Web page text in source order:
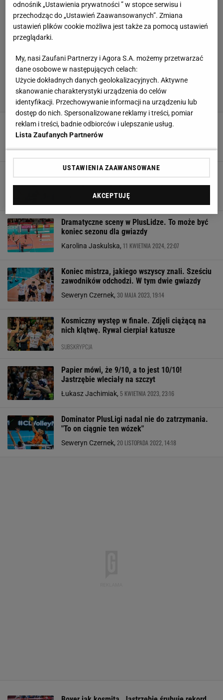
Burza w polskich klubach. Nietypowy przepis
uderza w ligowych bogaczy. "Absurd"
SUBSKRYPCJA
Alarm u rywali Polaków! Mistrz olimpijski może
Jakub Seweryn,22 KWIETNIA 2024, 22:48
Dramatyczne sceny w PlusLidze. To może być
koniec sezonu dla gwiazdy
Karolina Jaskulska, 11 KWIETNIA 2024, 22:07
Koniec mistrza, jakiego wszyscy znali. Sześciu
zawodników odchodzi. W tym dwie gwiazdy
Seweryn Czernek, 30 MAJA 2023, 19:14
Kosmiczny występ w finale. Zdjęli ciążącą na
nich klątwę. Rywal cierpiał katusze
SUBSKRYPCJA
Papier mówi, że 9/10, a to jest 10/10!
Jastrzębie wleciały na szczyt
Łukasz Jachimiak, 5 KWIETNIA 2023, 23:16
Dominator PlusLigi nadal nie do zatrzymania.
"To on ciągnie ten wózek"
Seweryn Czernek, 20 LISTOPADA 2022, 14:18
odnośnik „Ustawienia prywatności ” w stopce serwisu i
przechodząc do „Ustawień Zaawansowanych”. Zmiana
ustawień plików cookie możliwa jest także za pomocą ustawień
przeglądarki.
My, nasi Zaufani Partnerzy i Agora S.A. możemy przetwarzać
dane osobowe w następujących celach:
Użycie dokładnych danych geolokalizacyjnych. Aktywne
skanowanie charakterystyki urządzenia do celów
identyfikacji. Przechowywanie informacji na urządzeniu lub
dostęp do nich. Spersonalizowane reklamy i treści, pomiar
reklam i treści, badnie odbiorców i ulepszanie usług.
Lista Zaufanych Partnerów
USTAWIENIA ZAAWANSOWANE
AKCEPTUJĘ